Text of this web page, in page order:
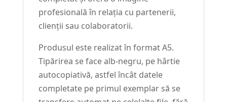
profesională în relația cu partenerii,
clienții sau colaboratorii.
Produsul este realizat în format A5.
Tipărirea se face alb-negru, pe hârtie
autocopiativă, astfel încât datele
completate pe primul exemplar să se